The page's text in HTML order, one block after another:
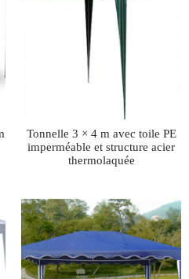
Tonnelle 3 × 4 m avec toile PE
imperméable et structure acier
thermolaquée